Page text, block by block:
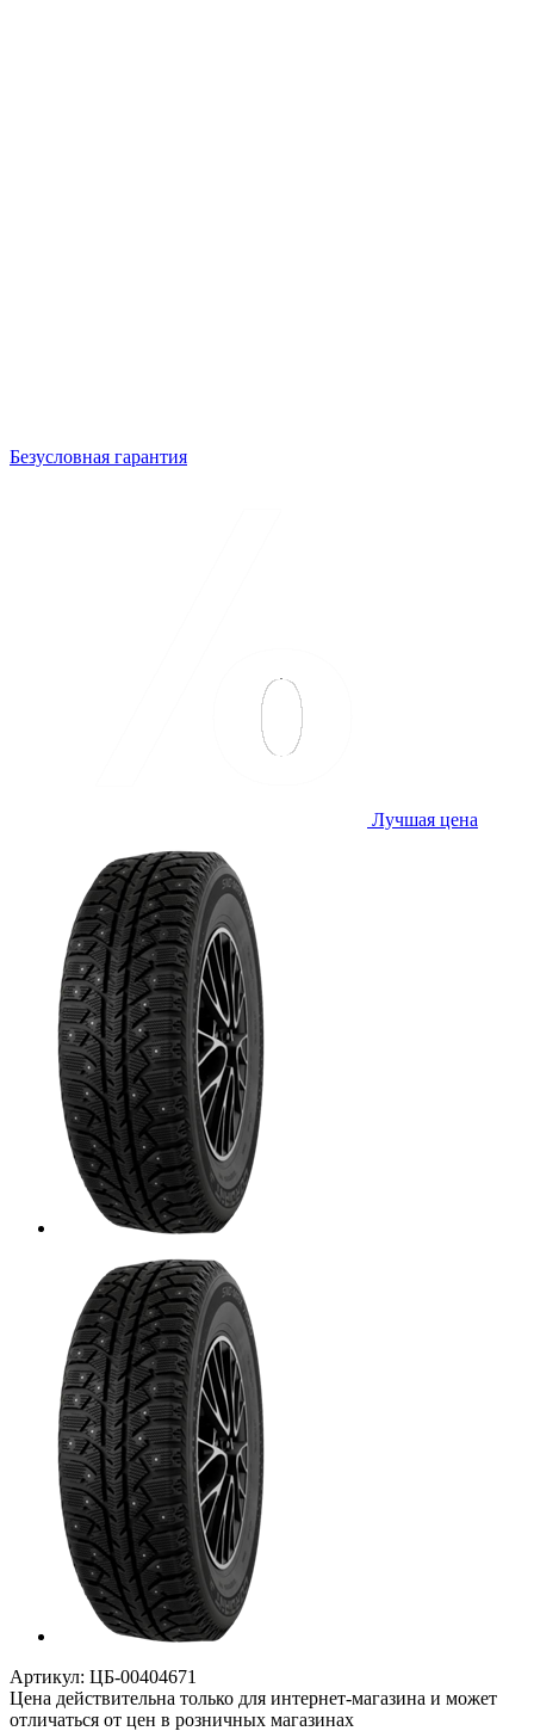
Безусловная гарантия
Лучшая цена
Артикул: ЦБ-00404671
Цена действительна только для интернет-магазина и может
отличаться от цен в розничных магазинах